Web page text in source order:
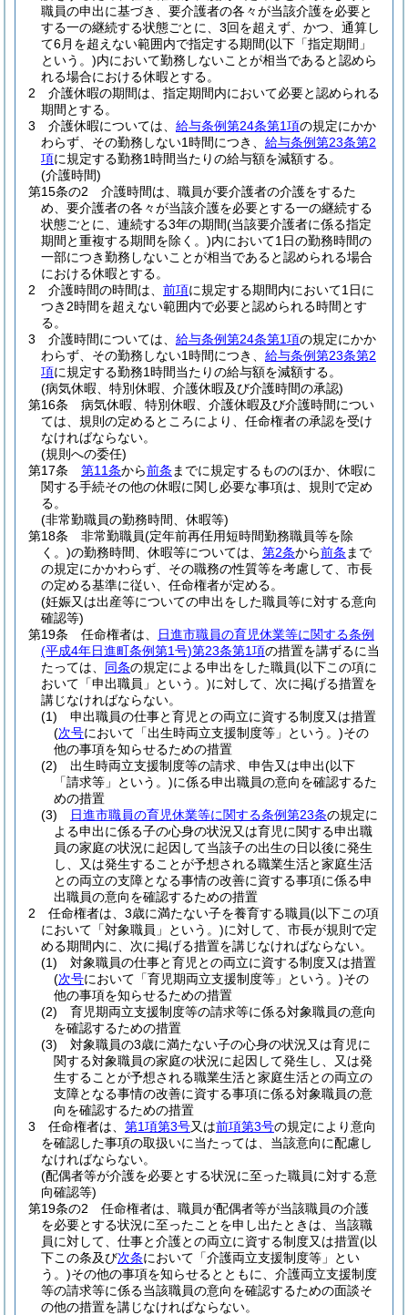
職員の申出に基づき、要介護者の各々が当該介護を必要と
する一の継続する状態ごとに、3回を超えず、かつ、通算し
て6月を超えない範囲内で指定する期間(以下「指定期間」
という。)内において勤務しないことが相当であると認めら
れる場合における休暇とする。
2
介護休暇の期間は、指定期間内において必要と認められる
期間とする。
3
介護休暇については、 給与条例第24条第1項の規定にかか
わらず、その勤務しない1時間につき、 給与条例第23条第2
項に規定する勤務1時間当たりの給与額を減額する。
(介護時間)
第15条の2
介護時間は、職員が要介護者の介護をするた
め、要介護者の各々が当該介護を必要とする一の継続する
状態ごとに、連続する3年の期間(当該要介護者に係る指定
期間と重複する期間を除く。)内において1日の勤務時間の
一部につき勤務しないことが相当であると認められる場合
における休暇とする。
2
介護時間の時間は、 前項に規定する期間内において1日に
つき2時間を超えない範囲内で必要と認められる時間とす
る。
3
介護時間については、 給与条例第24条第1項の規定にかか
わらず、その勤務しない1時間につき、 給与条例第23条第2
項に規定する勤務1時間当たりの給与額を減額する。
(病気休暇、特別休暇、介護休暇及び介護時間の承認)
第16条
病気休暇、特別休暇、介護休暇及び介護時間につい
ては、規則の定めるところにより、任命権者の承認を受け
なければならない。
(規則への委任)
第17条
第11条から前条 までに規定するもののほか、休暇に
関する手続その他の休暇に関し必要な事項は、規則で定め
る。
(非常勤職員の勤務時間、休暇等)
第18条
非常勤職員(定年前再任用短時間勤務職員等を除
く。)の勤務時間、休暇等については、 第2条から前条 まで
の規定にかかわらず、その職務の性質等を考慮して、市長
の定める基準に従い、任命権者が定める。
(妊娠又は出産等についての申出をした職員等に対する意向
確認等)
第19条
任命権者は、
日進市職員の育児休業等に関する条例
(平成4年日進町条例第1号)第23条第1項の措置を講ずるに当
たっては、 同条の規定による申出をした職員(以下この項に
おいて「申出職員」という。)に対して、次に掲げる措置を
講じなければならない。
(1)
申出職員の仕事と育児との両立に資する制度又は措置
(次号において「出生時両立支援制度等」という。)その
他の事項を知らせるための措置
(2)
出生時両立支援制度等の請求、申告又は申出(以下
「請求等」という。)に係る申出職員の意向を確認するた
めの措置
(3)
日進市職員の育児休業等に関する条例第23条の規定に
よる申出に係る子の心身の状況又は育児に関する申出職
員の家庭の状況に起因して当該子の出生の日以後に発生
し、又は発生することが予想される職業生活と家庭生活
との両立の支障となる事情の改善に資する事項に係る申
出職員の意向を確認するための措置
2
任命権者は、3歳に満たない子を養育する職員(以下この項
において「対象職員」という。)に対して、市長が規則で定
める期間内に、次に掲げる措置を講じなければならない。
(1)
対象職員の仕事と育児との両立に資する制度又は措置
(次号において「育児期両立支援制度等」という。)その
他の事項を知らせるための措置
(2)
育児期両立支援制度等の請求等に係る対象職員の意向
を確認するための措置
(3)
対象職員の3歳に満たない子の心身の状況又は育児に
関する対象職員の家庭の状況に起因して発生し、又は発
生することが予想される職業生活と家庭生活との両立の
支障となる事情の改善に資する事項に係る対象職員の意
向を確認するための措置
3
任命権者は、 第1項第3号又は前項第3号の規定により意向
を確認した事項の取扱いに当たっては、当該意向に配慮し
なければならない。
(配偶者等が介護を必要とする状況に至った職員に対する意
向確認等)
第19条の2
任命権者は、職員が配偶者等が当該職員の介護
を必要とする状況に至ったことを申し出たときは、当該職
員に対して、仕事と介護との両立に資する制度又は措置(以
下この条及び次条において「介護両立支援制度等」とい
う。)その他の事項を知らせるとともに、介護両立支援制度
等の請求等に係る当該職員の意向を確認するための面談そ
の他の措置を講じなければならない。